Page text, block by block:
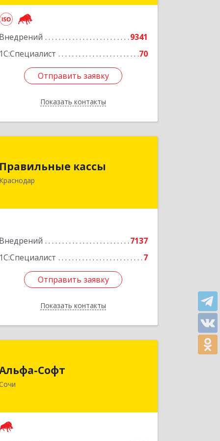
Внедрений
9341
1С:Специалист
70
Отправить заявку
Показать контакты
Отправить заявку
Назад
Правильные кассы
Краснодар
Внедрений
7137
1С:Специалист
7
Отправить заявку
Показать контакты
Краснодар г, им Стасова ул, дом №
Отправить заявку
Назад
Софт
354000, Краснодарский край, г.о.
город-курорт Сочи, Сочи г, Горького